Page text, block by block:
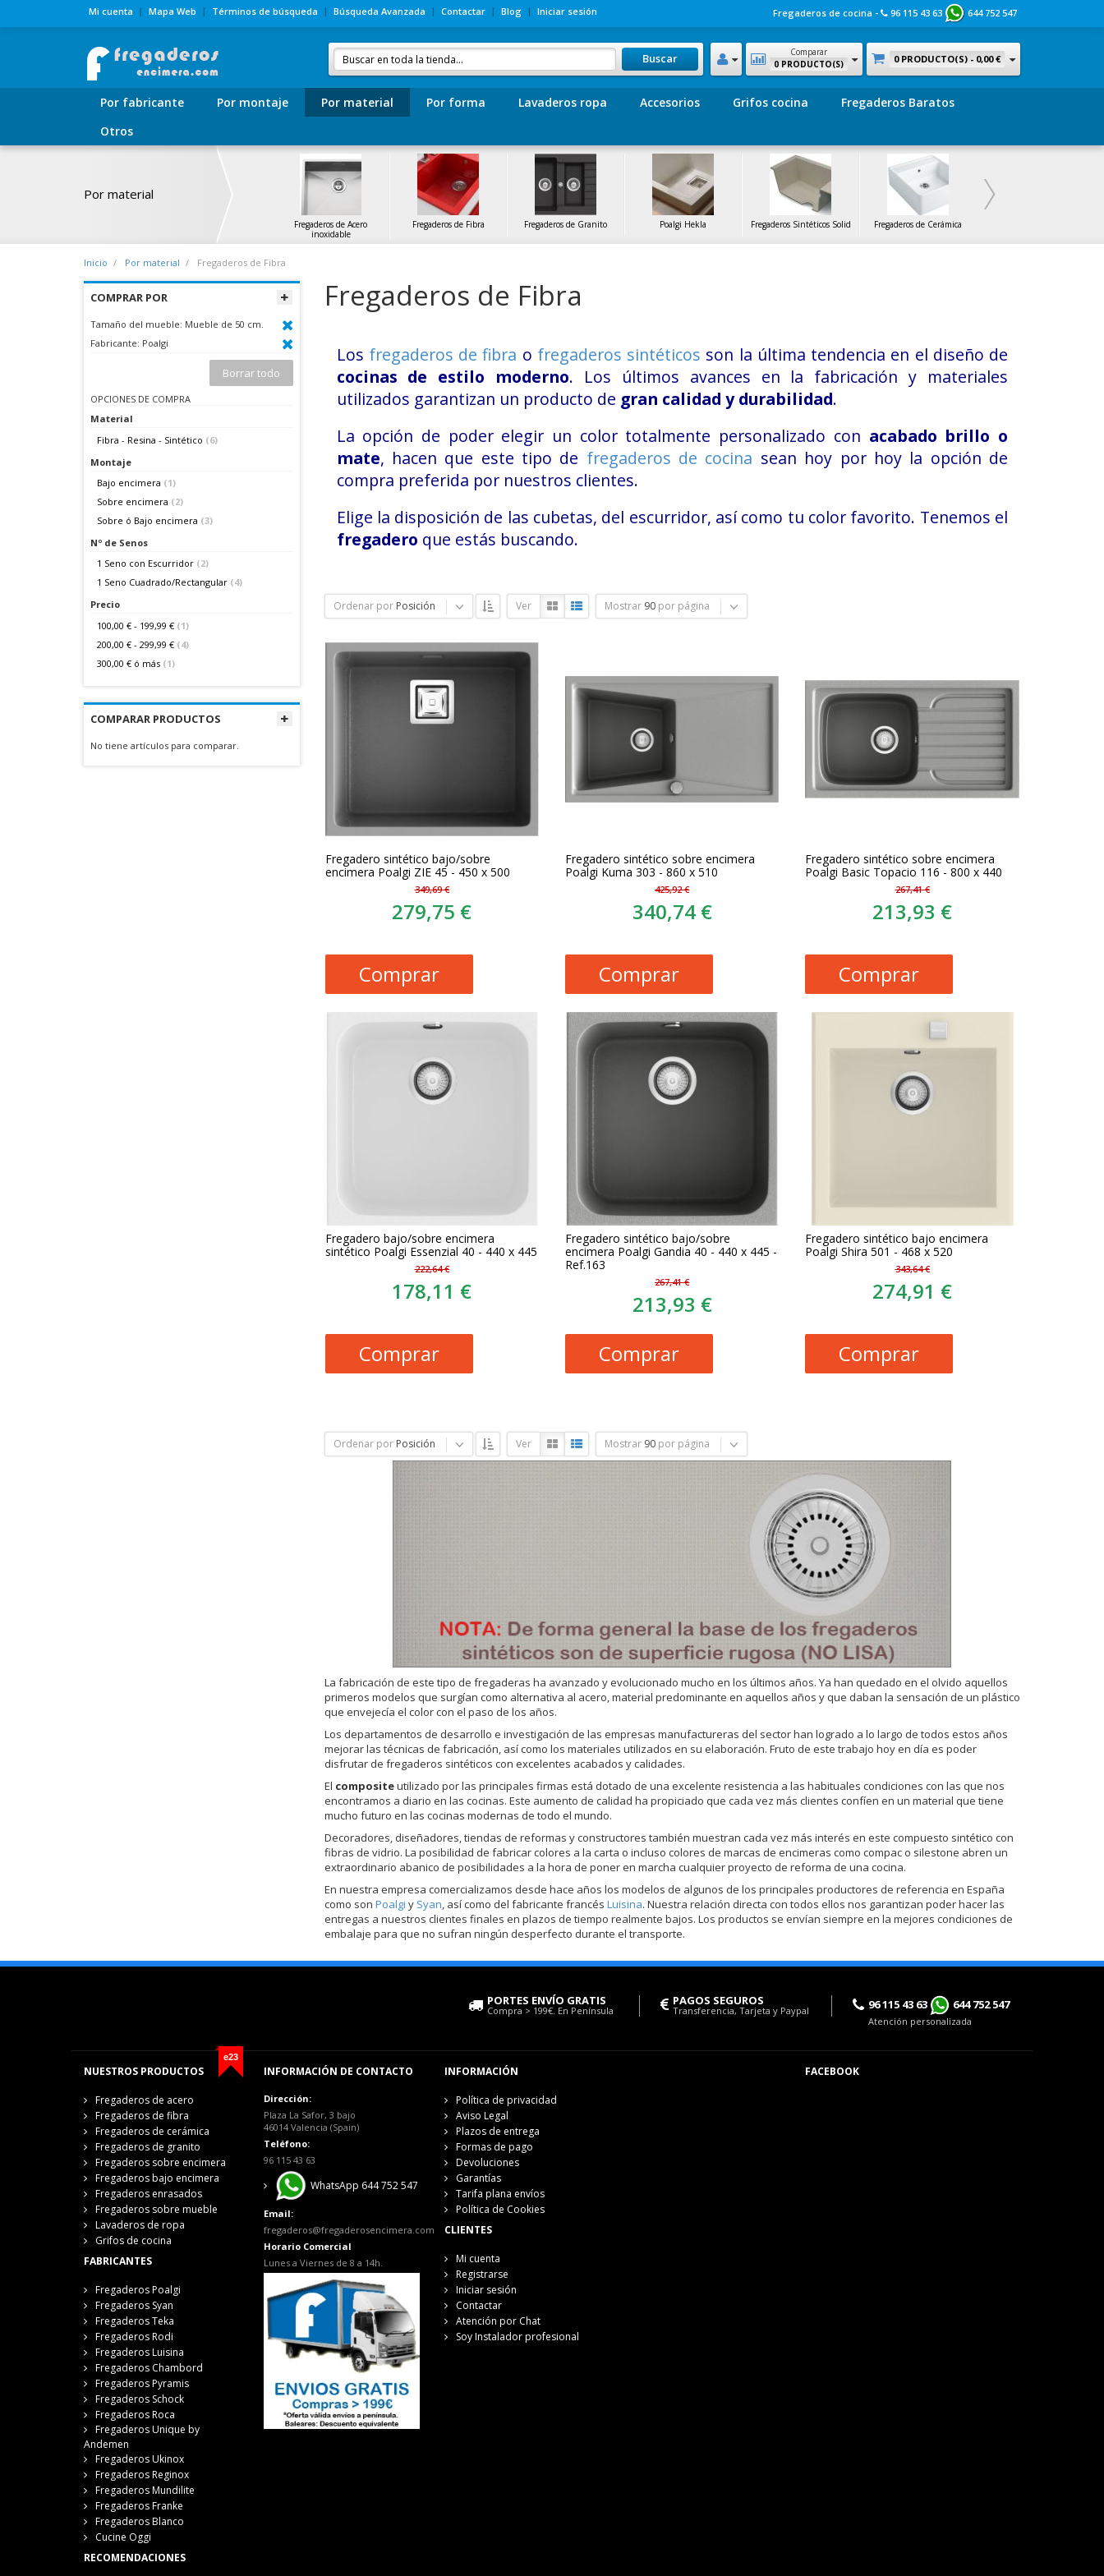
Mi cuenta Mapa Web Términos de búsqueda Búsqueda Avanzada Contactar Blog Iniciar sesión Fregaderos de cocina - 96 115 43 63 644 752 547
0 PRODUCTO(S) - 0,00 €
Comparar
0 PRODUCTO(S)
Buscar
Por fabricante Por montaje Por material Por forma Lavaderos ropa Accesorios Grifos cocina
Fregaderos Baratos
Otros
Por material
Fregaderos de Acero
inoxidable
Fregaderos de Fibra Fregaderos de Granito Poalgi Hekla Fregaderos Sintéticos Solid Fregaderos de Cerámica
Inicio Por material Fregaderos de Fibra
COMPRAR POR
Tamaño del mueble: Mueble de 50 cm.
Fabricante: Poalgi
Borrar todo
OPCIONES DE COMPRA
Material
Fibra - Resina - Sintético (6)
Montaje
Bajo encimera (1)
Sobre encimera (2)
Sobre ó Bajo encimera (3)
Nº de Senos
1 Seno con Escurridor (2)
1 Seno Cuadrado/Rectangular (4)
Precio
100,00 € - 199,99 € (1)
200,00 € - 299,99 € (4)
300,00 € ó más (1)
COMPARAR PRODUCTOS
No tiene artículos para comparar.
Fregaderos de Fibra
Los fregaderos de fibra o fregaderos sintéticos son la última tendencia en el diseño de
cocinas de estilo moderno. Los últimos avances en la fabricación y materiales
utilizados garantizan un producto de gran calidad y durabilidad.
La opción de poder elegir un color totalmente personalizado con acabado brillo o
mate, hacen que este tipo de fregaderos de cocina sean hoy por hoy la opción de
compra preferida por nuestros clientes.
Elige la disposición de las cubetas, del escurridor, así como tu color favorito. Tenemos el
fregadero que estás buscando.
Ordenar por Posición Ver Mostrar 90 por página
Fregadero sintético bajo/sobre
encimera Poalgi ZIE 45 - 450 x 500
349,69 €
279,75 €
Comprar
Fregadero sintético sobre encimera
Poalgi Kuma 303 - 860 x 510
425,92 €
340,74 €
Comprar
Fregadero sintético sobre encimera
Poalgi Basic Topacio 116 - 800 x 440
267,41 €
213,93 €
Comprar
Fregadero bajo/sobre encimera
sintético Poalgi Essenzial 40 - 440 x 445
222,64 €
178,11 €
Comprar
Fregadero sintético bajo/sobre
encimera Poalgi Gandia 40 - 440 x 445 -
Ref.163
267,41 €
213,93 €
Comprar
Fregadero sintético bajo encimera
Poalgi Shira 501 - 468 x 520
343,64 €
274,91 €
Comprar
Ordenar por Posición Ver Mostrar 90 por página
La fabricación de este tipo de fregaderas ha avanzado y evolucionado mucho en los últimos años. Ya han quedado en el olvido aquellos
primeros modelos que surgían como alternativa al acero, material predominante en aquellos años y que daban la sensación de un plástico
que envejecía el color con el paso de los años.
Los departamentos de desarrollo e investigación de las empresas manufactureras del sector han logrado a lo largo de todos estos años
mejorar las técnicas de fabricación, así como los materiales utilizados en su elaboración. Fruto de este trabajo hoy en día es poder
disfrutar de fregaderos sintéticos con excelentes acabados y calidades.
El compositeutilizado por las principales firmas está dotado de una excelente resistencia a las habituales condiciones con las que nos
encontramos a diario en las cocinas. Este aumento de calidad ha propiciado que cada vez más clientes confíen en un material que tiene
mucho futuro en las cocinas modernas de todo el mundo.
Decoradores, diseñadores, tiendas de reformas y constructores también muestran cada vez más interés en este compuesto sintético con
fibras de vidrio. La posibilidad de fabricar colores a la carta o incluso colores de marcas de encimeras como compac o silestone abren un
extraordinario abanico de posibilidades a la hora de poner en marcha cualquier proyecto de reforma de una cocina.
En nuestra empresa comercializamos desde hace años los modelos de algunos de los principales productores de referencia en España
como son Poalgi y Syan, así como del fabricante francés Luisina. Nuestra relación directa con todos ellos nos garantizan poder hacer las
entregas a nuestros clientes finales en plazos de tiempo realmente bajos. Los productos se envían siempre en la mejores condiciones de
embalaje para que no sufran ningún desperfecto durante el transporte.
PORTES ENVÍO GRATIS
Compra > 199€. En Península
PAGOS SEGUROS
Transferencia, Tarjeta y Paypal 96 115 43 63 644 752 547
Atención personalizada
e23
NUESTROS PRODUCTOS
Fregaderos de acero
Fregaderos de fibra
Fregaderos de cerámica
Fregaderos de granito
Fregaderos sobre encimera
Fregaderos bajo encimera
Fregaderos enrasados
Fregaderos sobre mueble
Lavaderos de ropa
Grifos de cocina
FABRICANTES
Fregaderos Poalgi
Fregaderos Syan
Fregaderos Teka
Fregaderos Rodi
Fregaderos Luisina
Fregaderos Chambord
Fregaderos Pyramis
Fregaderos Schock
Fregaderos Roca
Fregaderos Unique by
Andemen
Fregaderos Ukinox
Fregaderos Reginox
Fregaderos Mundilite
Fregaderos Franke
Fregaderos Blanco
Cucine Oggi
RECOMENDACIONES
INFORMACIÓN DE CONTACTO
Dirección:
Plaza La Safor, 3 bajo
46014 Valencia (Spain)
Teléfono:
96 115 43 63
WhatsApp 644 752 547
Email:
fregaderos@fregaderosencimera.com
Horario Comercial
Lunes a Viernes de 8 a 14h.
INFORMACIÓN
Política de privacidad
Aviso Legal
Plazos de entrega
Formas de pago
Devoluciones
Garantías
Tarifa plana envíos
Política de Cookies
CLIENTES
Mi cuenta
Registrarse
Iniciar sesión
Contactar
Atención por Chat
Soy Instalador profesional
FACEBOOK